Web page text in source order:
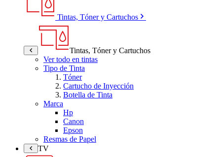
Tintas, Tóner y Cartuchos
Tintas, Tóner y Cartuchos
Ver todo en tintas
Tipo de Tinta
Tóner
Cartucho de Inyección
Botella de Tinta
Marca
Hp
Canon
Epson
Resmas de Papel
TV